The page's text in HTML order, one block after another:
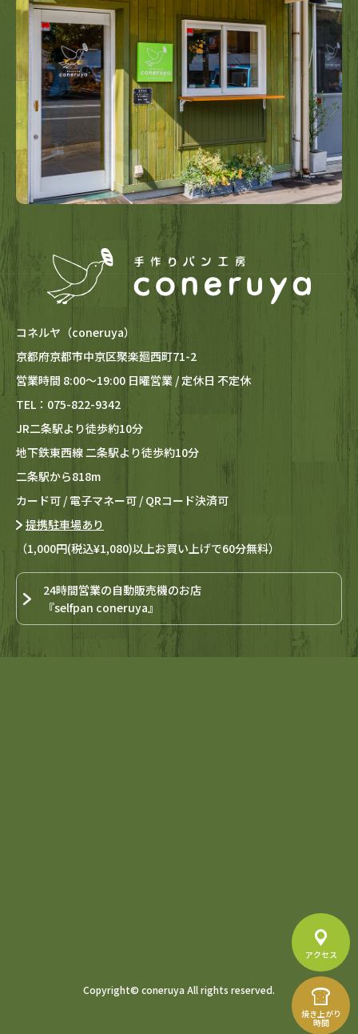
アクセス
焼き上がり
時間
コネルヤ（coneruya）
京都府京都市中京区聚楽廻西町71-2
営業時間 8:00～19:00 日曜営業 / 定休日 不定休
TEL：075-822-9342
JR二条駅より徒歩約10分
地下鉄東西線 二条駅より徒歩約10分
二条駅から818m
カード可 / 電子マネー可 / QRコード決済可
提携駐車場あり
（1,000円(税込¥1,080)以上お買い上げで60分無料）
24時間営業の自動販売機のお店
『selfpan coneruya』
Copyright© coneruya All rights reserved.